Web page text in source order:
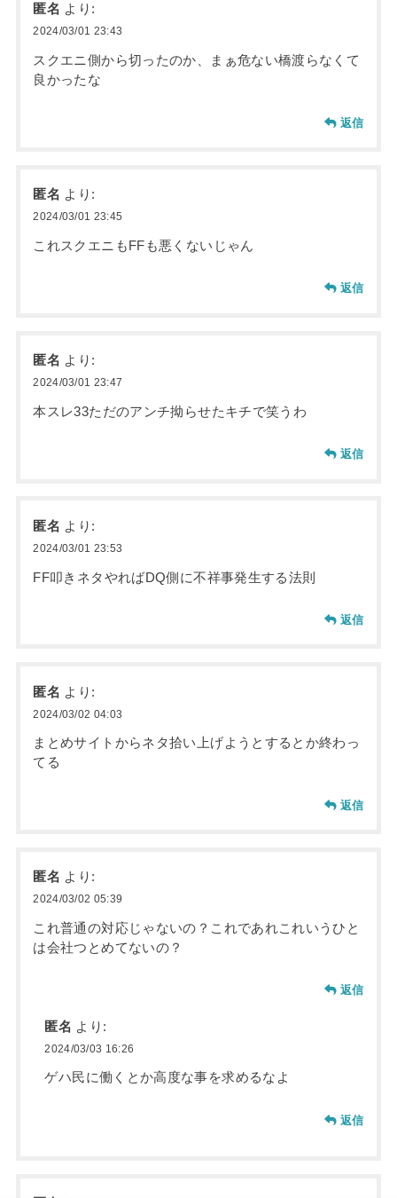
匿名 より:
2024/03/01 23:43
スクエニ側から切ったのか、まぁ危ない橋渡らなくて
良かったな
返信
匿名 より:
2024/03/01 23:45
これスクエニもFFも悪くないじゃん
返信
匿名 より:
2024/03/01 23:47
本スレ33ただのアンチ拗らせたキチで笑うわ
返信
匿名 より:
2024/03/01 23:53
FF叩きネタやればDQ側に不祥事発生する法則
返信
匿名 より:
2024/03/02 04:03
まとめサイトからネタ拾い上げようとするとか終わっ
てる
返信
匿名 より:
2024/03/02 05:39
これ普通の対応じゃないの？これであれこれいうひと
は会社つとめてないの？
返信
匿名 より:
2024/03/03 16:26
ゲハ民に働くとか高度な事を求めるなよ
返信